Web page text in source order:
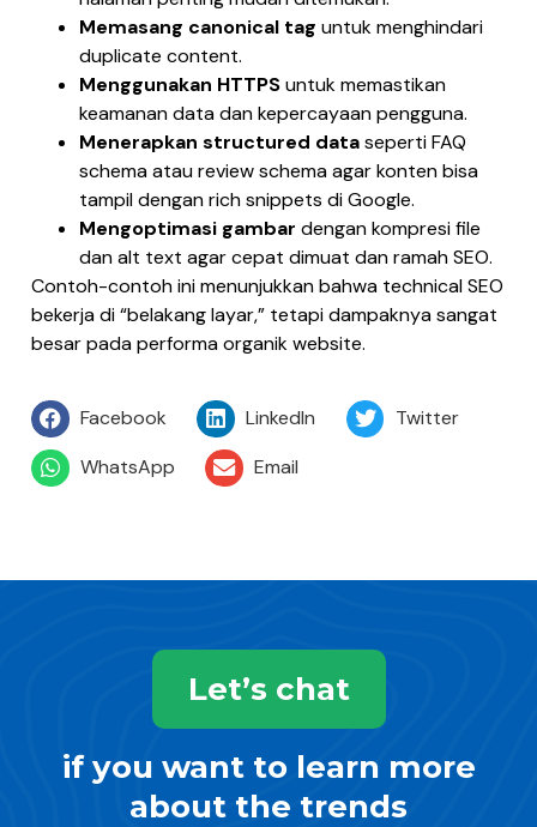
Memasang canonical tag untuk menghindari
duplicate content.
Menggunakan HTTPSuntuk memastikan
keamanan data dan kepercayaan pengguna.
Menerapkan structured dataseperti FAQ
schema atau review schema agar konten bisa
tampil dengan rich snippets di Google.
Mengoptimasi gambar dengan kompresi file
dan alt text agar cepat dimuat dan ramah SEO.
Contoh-contoh ini menunjukkan bahwa technical SEO
bekerja di “belakang layar,” tetapi dampaknya sangat
besar pada performa organik website.
Facebook LinkedIn
Twitter
WhatsApp
Email
Let’s chat
if you want to learn more
about the trends